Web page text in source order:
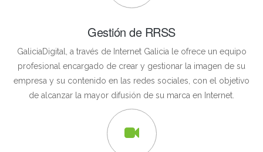
Gestión de RRSS
GaliciaDigital, a través de Internet Galicia le ofrece un equipo
profesional encargado de crear y gestionar la imagen de su
empresa y su contenido en las redes sociales, con el objetivo
de alcanzar la mayor difusión de su marca en Internet.